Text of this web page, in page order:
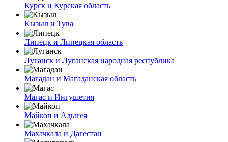
Курск и Курская область
Кызыл и Тува
Липецк и Липецкая область
Луганск и Луганская народная республика
Магадан и Магаданская область
Магас и Ингушетия
Майкоп и Адыгея
Махачкала и Дагестан